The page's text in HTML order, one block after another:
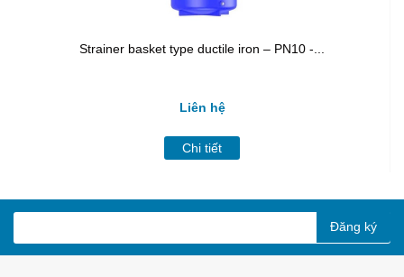
Strainer basket type ductile iron – PN10 -...
Liên hệ
Chi tiết
Đăng ký